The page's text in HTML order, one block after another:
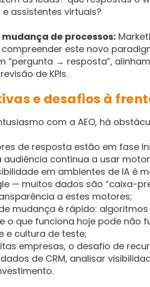
assistentes virtuais?
de processos:
este novo
“pergunta → resposta”,
de KPIs.
e desafios à
com a AEO, há
de resposta estão em fase
audiência continua a usar
em ambientes de IA é
— muitos dados são “caixa-
a estes motores;
mudança é rápido:
o que funciona hoje pode não
e cultura de teste;
empresas, o desafio de
de CRM, analisar